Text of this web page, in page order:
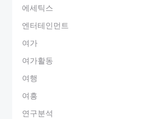
에세틱스
엔터테인먼트
여가
여가활동
여행
여흥
연구분석